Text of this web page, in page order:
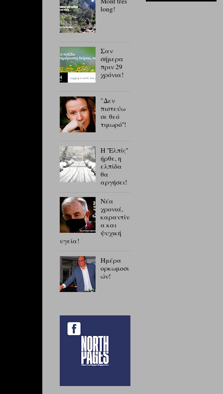
long!
Σαν
σήμερα
πριν 29
χρόνια!
"Δεν
πιστεύω
σε θεό
τιμωρό''!
Η ''Ελπίς''
ήρθε, η
ελπίδα
θα
αργήσει!
Νέα
χρονιά,
καραντίν
α και
ψυχική
υγεία!
Ημέρα
ορκωμοσι
ών!